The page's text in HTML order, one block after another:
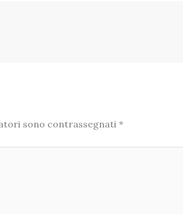
sono contrassegnati*